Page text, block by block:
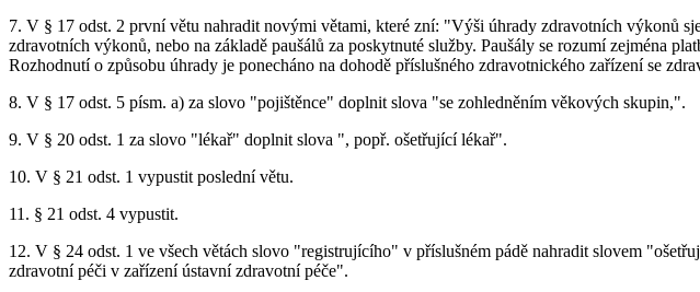
7. V § 17 odst. 2 první větu nahradit novými větami, které zní: "Výši úhrady zdravotních výkonů
zdravotních výkonů, nebo na základě paušálů za poskytnuté služby. Paušály se rozumí zejména
Rozhodnutí o způsobu úhrady je ponecháno na dohodě příslušného zdravotnického zařízení se
8. V § 17 odst. 5 písm. a) za slovo "pojištěnce" doplnit slova "se zohledněním věkových skupin,".
9. V § 20 odst. 1 za slovo "lékař" doplnit slova ", popř. ošetřující lékař".
10. V § 21 odst. 1 vypustit poslední větu.
11. § 21 odst. 4 vypustit.
12. V § 24 odst. 1 ve všech větách slovo "registrujícího" v příslušném pádě nahradit slovem
zdravotní péči v zařízení ústavní zdravotní péče".